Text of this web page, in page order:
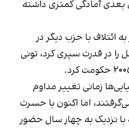
بعدی آمادگی کمتری داشته
ائتلاف با حزب دیگر در
را در قدرت سپری کرد، تونی
زمانی تغییر مداوم
اما اکنون با حسرت
با نزدیک به چهار سال حضور